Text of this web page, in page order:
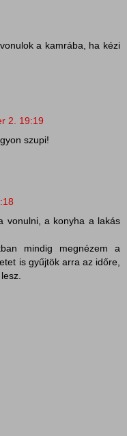
a kamrába, ha kézi
2. 19:19
szupi!
vonulni, a konyha a lakás
mindig megnézem a
is gyűjtök arra az időre,